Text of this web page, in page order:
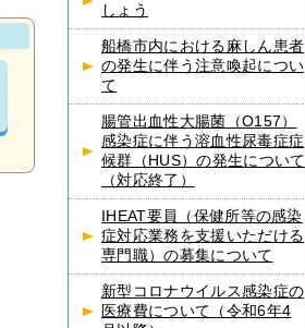
しょう
船橋市内における麻しん患者
の発生に伴う注意喚起につい
て
腸管出血性大腸菌（O157）
感染症に伴う溶血性尿毒症症
候群（HUS）の発生について
（対応終了）
IHEAT要員（保健所等の感染
症対応業務を支援いただける
専門職）の募集について
新型コロナウイルス感染症の
医療費について（令和6年4